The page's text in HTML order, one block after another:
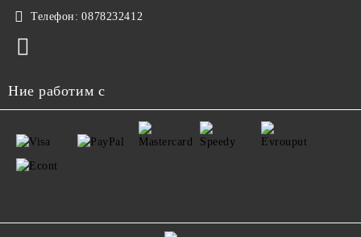
Телефон: 0878232412
Ние работим с